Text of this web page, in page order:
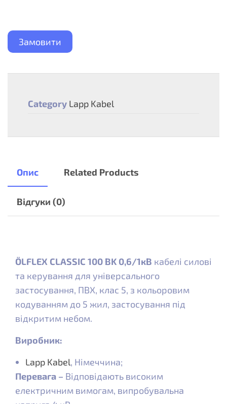
Замовити
Category Lapp Kabel
Опис Related Products
Відгуки (0)
ÖLFLEX CLASSIC 100 BK 0,6/1кВ кабелі силові
та керування для універсального
застосування, ПВХ, клас 5, з кольоровим
кодуванням до 5 жил, застосування під
відкритим небом.
Виробник:
Lapp Kabel, Німеччина;
Перевага – Відповідають високим
електричним вимогам, випробувальна